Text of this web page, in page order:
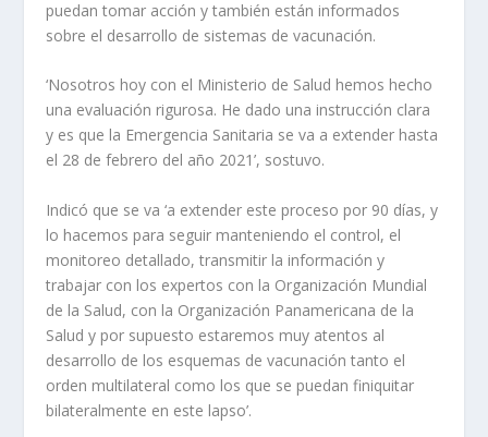
puedan tomar acción y también están informados
sobre el desarrollo de sistemas de vacunación.
‘Nosotros hoy con el Ministerio de Salud hemos hecho
una evaluación rigurosa. He dado una instrucción clara
y es que la Emergencia Sanitaria se va a extender hasta
el 28 de febrero del año 2021’, sostuvo.
Indicó que se va ‘a extender este proceso por 90 días, y
lo hacemos para seguir manteniendo el control, el
monitoreo detallado, transmitir la información y
trabajar con los expertos con la Organización Mundial
de la Salud, con la Organización Panamericana de la
Salud y por supuesto estaremos muy atentos al
desarrollo de los esquemas de vacunación tanto el
orden multilateral como los que se puedan finiquitar
bilateralmente en este lapso’.